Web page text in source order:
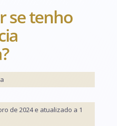
se tenho
de 2024 e atualizado a 1